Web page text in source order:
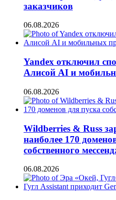
заказчиков
06.08.2026
Yandex отключил
Алисой AI и
06.08.2026
Wildberries & Russ
наиболее 170
собственного
06.08.2026